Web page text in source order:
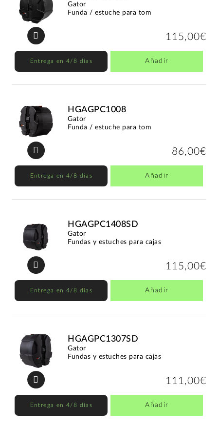
Gator
Funda / estuche para tom
115,00€
Entrega en 4/8 días Añadir
HGAGPC1008
Gator
Funda / estuche para tom
86,00€
Entrega en 4/8 días Añadir
HGAGPC1408SD
Gator
Fundas y estuches para cajas
115,00€
Entrega en 4/8 días Añadir
HGAGPC1307SD
Gator
Fundas y estuches para cajas
111,00€
Entrega en 4/8 días Añadir